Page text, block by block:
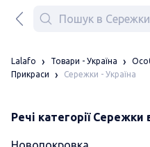
Lalafo Товари - Україна
Прикраси
Сережки - Україна
Речі категорії